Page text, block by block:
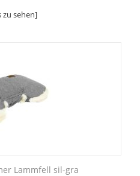
zu sehen]
Lammfell sil-gra